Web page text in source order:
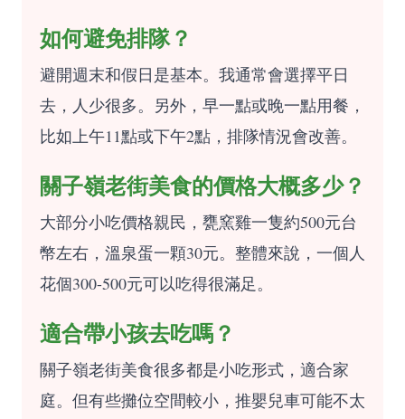
如何避免排隊？
避開週末和假日是基本。我通常會選擇平日
去，人少很多。另外，早一點或晚一點用餐，
比如上午11點或下午2點，排隊情況會改善。
關子嶺老街美食的價格大概多少？
大部分小吃價格親民，甕窯雞一隻約500元台
幣左右，溫泉蛋一顆30元。整體來說，一個人
花個300-500元可以吃得很滿足。
適合帶小孩去吃嗎？
關子嶺老街美食很多都是小吃形式，適合家
庭。但有些攤位空間較小，推嬰兒車可能不太